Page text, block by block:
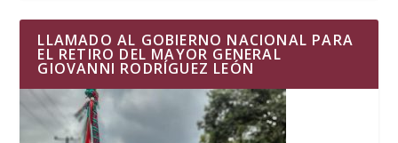
LLAMADO AL GOBIERNO NACIONAL PARA
EL RETIRO DEL MAYOR GENERAL
GIOVANNI RODRÍGUEZ LEÓN